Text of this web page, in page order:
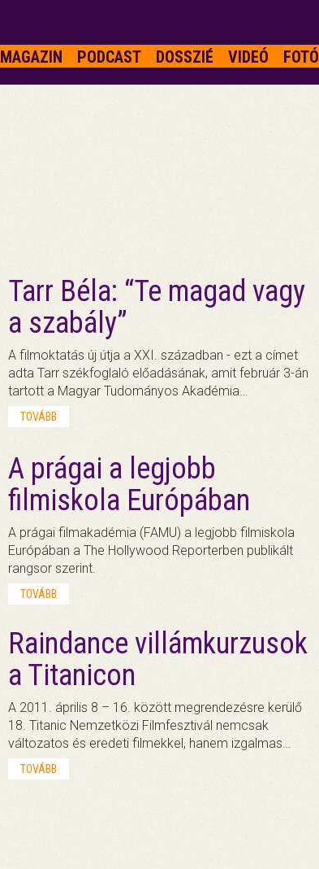
MAGAZIN PODCAST DOSSZIÉ VIDEÓ FOTÓ
Tarr Béla: “Te magad vagy
a szabály”
A filmoktatás új útja a XXI. században - ezt a címet
adta Tarr székfoglaló előadásának, amit február 3-án
tartott a Magyar Tudományos Akadémia…
TOVÁBB
A prágai a legjobb
filmiskola Európában
A prágai filmakadémia (FAMU) a legjobb filmiskola
Európában a The Hollywood Reporterben publikált
rangsor szerint.
TOVÁBB
Raindance villámkurzusok
a Titanicon
A 2011. április 8 – 16. között megrendezésre kerülő
18. Titanic Nemzetközi Filmfesztivál nemcsak
változatos és eredeti filmekkel, hanem izgalmas…
TOVÁBB